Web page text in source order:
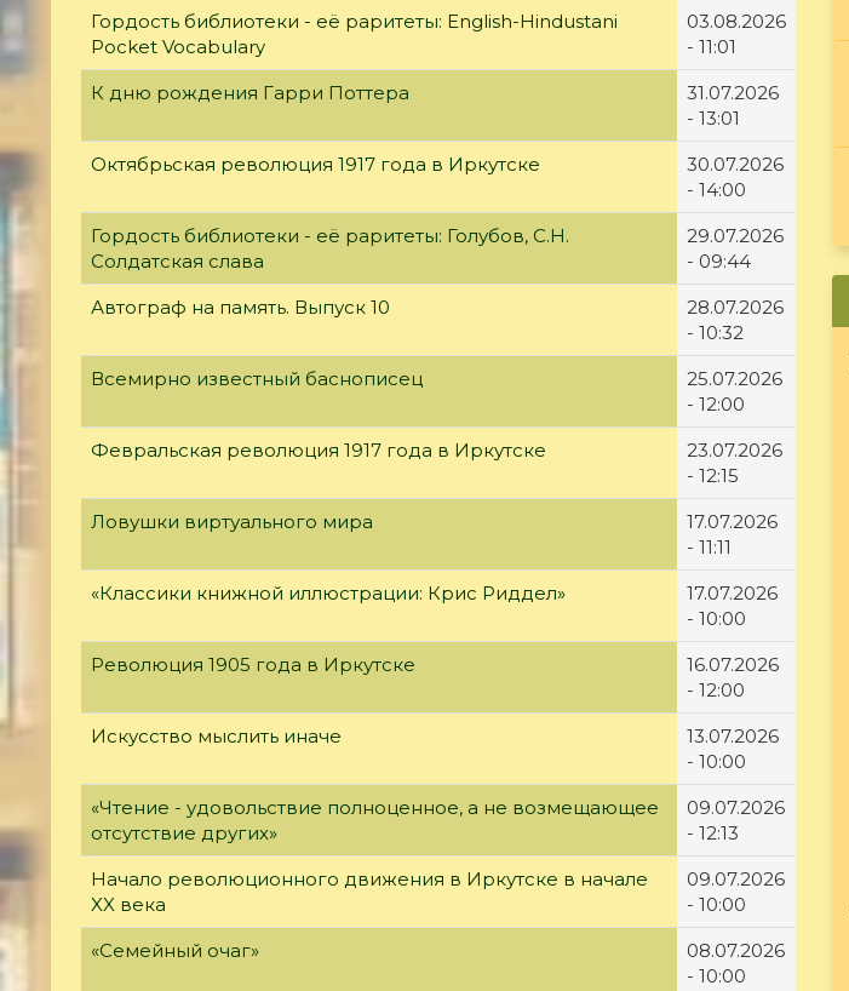
Гордость библиотеки - её раритеты: English-Hindustani
Pocket Vocabulary
03.08.2026
- 11:01
К дню рождения Гарри Поттера
31.07.2026
- 13:01
Октябрьская революция 1917 года в Иркутске
30.07.2026
- 14:00
Гордость библиотеки - её раритеты: Голубов, С.Н.
Солдатская слава
29.07.2026
- 09:44
Автограф на память. Выпуск 10
28.07.2026
- 10:32
Всемирно известный баснописец
25.07.2026
- 12:00
Февральская революция 1917 года в Иркутске
23.07.2026
- 12:15
Ловушки виртуального мира
17.07.2026
- 11:11
«Классики книжной иллюстрации: Крис Риддел»
17.07.2026
- 10:00
Революция 1905 года в Иркутске
16.07.2026
- 12:00
Искусство мыслить иначе
13.07.2026
- 10:00
«Чтение - удовольствие полноценное, а не возмещающее
отсутствие других»
09.07.2026
- 12:13
Начало революционного движения в Иркутске в начале
XX века
09.07.2026
- 10:00
«Семейный очаг»
08.07.2026
- 10:00